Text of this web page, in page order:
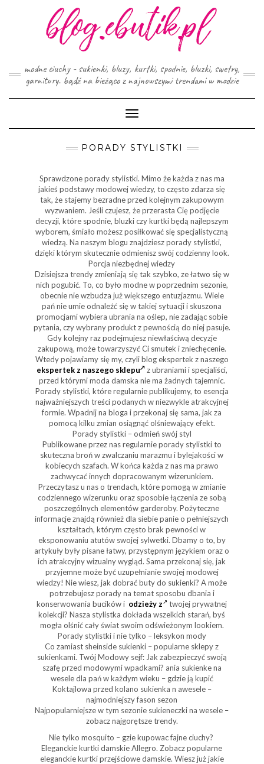
modne ciuchy - sukienki, bluzy, kurtki, spodnie, bluzki, swetry,
garnitury. bądź na bieżąco z najnowszymi trendami w modzie
Toggle
Navigation
PORADY STYLISTKI
Sprawdzone porady stylistki. Mimo że każda z nas ma
jakieś podstawy modowej wiedzy, to często zdarza się
tak, że stajemy bezradne przed kolejnym zakupowym
wyzwaniem. Jeśli czujesz, że przerasta Cię podjęcie
decyzji, które spodnie, bluzki czy kurtki będą najlepszym
wyborem, śmiało możesz posiłkować się specjalistyczną
wiedzą. Na naszym blogu znajdziesz porady stylistki,
dzięki którym skutecznie odmienisz swój codzienny look.
Porcja niezbędnej wiedzy
Dzisiejsza trendy zmieniają się tak szybko, ze łatwo się w
nich pogubić. To, co było modne w poprzednim sezonie,
obecnie nie wzbudza już większego entuzjazmu. Wiele
pań nie umie odnaleźć się w takiej sytuacji i skuszona
promocjami wybiera ubrania na oślep, nie zadając sobie
pytania, czy wybrany produkt z pewnością do niej pasuje.
Gdy kolejny raz podejmujesz niewłaściwą decyzje
zakupową, może towarzyszyć Ci smutek i zniechęcenie.
Wtedy pojawiamy się my, czyli blog ekspertek z naszego
ekspertek z naszego sklepu z ubraniami i specjaliści,
przed którymi moda damska nie ma żadnych tajemnic.
Porady stylistki, które regularnie publikujemy, to esencja
najważniejszych treści podanych w niezwykle atrakcyjnej
formie. Wpadnij na bloga i przekonaj się sama, jak za
pomocą kilku zmian osiągnąć olśniewający efekt.
Porady stylistki – odmień swój styl
Publikowane przez nas regularnie porady stylistki to
skuteczna broń w zwalczaniu marazmu i bylejakości w
kobiecych szafach. W końca każda z nas ma prawo
zachwycać innych dopracowanym wizerunkiem.
Przeczytasz u nas o trendach, które pomogą w zmianie
codziennego wizerunku oraz sposobie łączenia ze sobą
poszczególnych elementów garderoby. Pożyteczne
informacje znajdą również dla siebie panie o pełniejszych
kształtach, którym często brak pewności w
eksponowaniu atutów swojej sylwetki. Dbamy o to, by
artykuły były pisane łatwy, przystępnym językiem oraz o
ich atrakcyjny wizualny wygląd. Sama przekonaj się, jak
przyjemne może być uzupełnianie swojej modowej
wiedzy! Nie wiesz, jak dobrać buty do sukienki? A może
potrzebujesz porady na temat sposobu dbania i
konserwowania bucików i odzieży z
twojej prywatnej
kolekcji? Nasza stylistka dokłada wszelkich starań, byś
mogła olśnić cały świat swoim odświeżonym lookiem.
Porady stylistki i nie tylko – leksykon mody
Co zamiast sheinside sukienki – popularne sklepy z
sukienkami. Twój Modowy sejf: Jak zabezpieczyć swoją
szafę przed modowymi wpadkami? ania sukienke na
wesele dla pań w każdym wieku – gdzie ją kupić
Koktajlowa przed kolano sukienka n awesele –
najmodniejszy fason sezon
Najpopularniejsze w tym sezonie sukieneczki na wesele –
zobacz najgorętsze trendy.
Nie tylko mosquito – gzie kupowac fajne ciuchy?
Eleganckie kurtki damskie Allegro. Zobacz popularne
eleganckie kurtki przejściowe damskie. Wiesz już jakie